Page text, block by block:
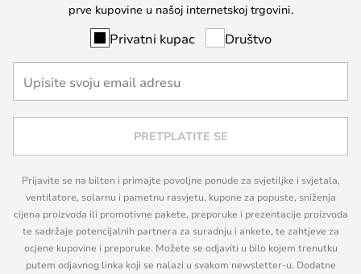
prve kupovine u našoj internetskoj trgovini.
Privatni kupac Društvo
PRETPLATITE SE
Prijavite se na bilten i primajte povoljne ponude za svjetiljke i svjetala,
ventilatore, solarnu i pametnu rasvjetu, kupone za popuste, sniženja
cijena proizvoda ili promotivne pakete, preporuke i prezentacije proizvoda
te sadržaje potencijalnih partnera za suradnju i ankete, te zahtjeve za
ocjene kupovine i preporuke. Možete se odjaviti u bilo kojem trenutku
putem odjavnog linka koji se nalazi u svakom newsletter-u. Dodatne